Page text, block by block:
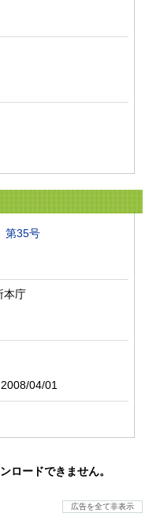
第35号
本庁
04/01
ロードできません。
広告を全て非表示